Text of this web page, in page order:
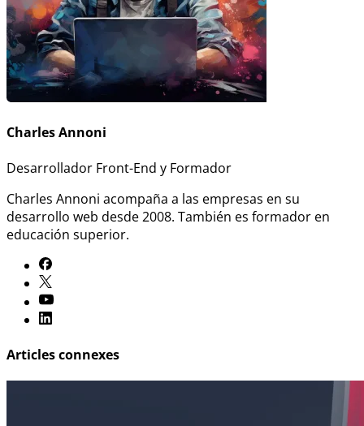
Charles Annoni
Desarrollador Front-End y Formador
Charles Annoni acompaña a las empresas en su
desarrollo web desde 2008. También es formador en
educación superior.
Articles connexes